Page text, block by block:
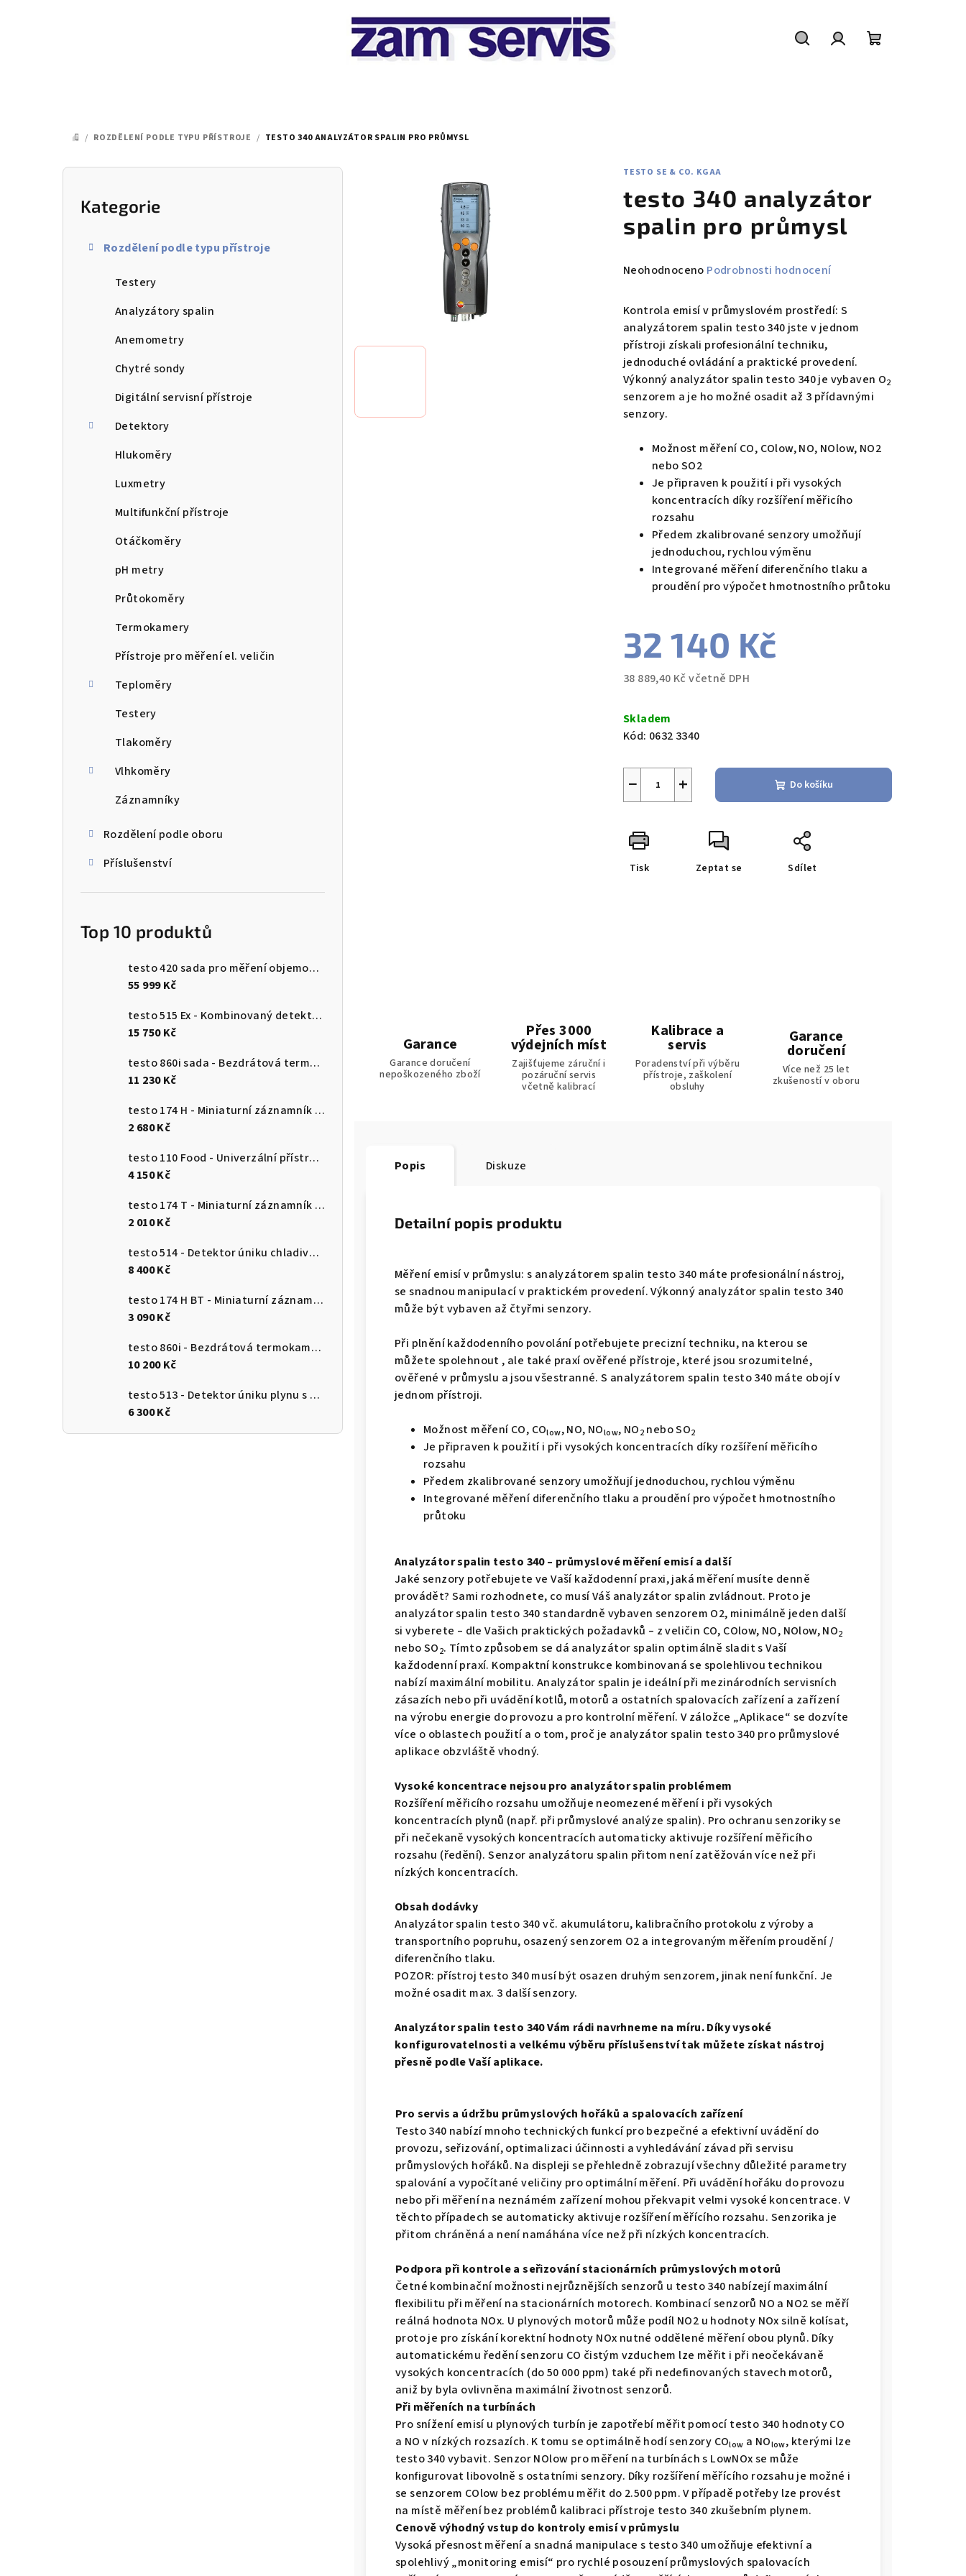
DOMŮ
/ ROZDĚLENÍ PODLE TYPU PŘÍSTROJE / TESTO 340 ANALYZÁTOR SPALIN PRO PRŮMYSL
P
Přeskočit
kategorie
Kategorie
Rozdělení podle typu přístroje
Testery
Analyzátory spalin
Anemometry
Chytré sondy
Digitální servisní přístroje
Detektory
Hlukoměry
Luxmetry
Multifunkční přístroje
Otáčkoměry
pH metry
Průtokoměry
Termokamery
Přístroje pro měření el. veličin
Teploměry
Testery
Tlakoměry
Vlhkoměry
Záznamníky
Rozdělení podle oboru
Příslušenství
Top 10 produktů
testo 420 sada pro měření objemového průtoku
55 999 Kč
testo 515 Ex - Kombinovaný detektor úniku
15 750 Kč
testo 860i sada - Bezdrátová termokamera pro chytré telefony
11 230 Kč
testo 174 H - Miniaturní záznamník pro měření teploty a vlhkosti s USB-C a softwarem pro PC
2 680 Kč
testo 110 Food - Univerzální přístroj pro měření teploty s připojením k aplikaci
4 150 Kč
testo 174 T - Miniaturní záznamník teploty s USB-C a softwarem pro PC
2 010 Kč
testo 514 - Detektor úniku chladiva s ohebnou sondou
8 400 Kč
testo 174 H BT - Miniaturní záznamník pro měření teploty a vlhkosti s Bluetooth a připojením k aplikaci
3 090 Kč
testo 860i - Bezdrátová termokamera pro chytré telefony
10 200 Kč
testo 513 - Detektor úniku plynu s ohebnou sondou
6 300 Kč
TESTO SE & CO. KGAA
testo 340 analyzátor
spalin pro průmysl
Průměrné
produktu
0,0
z
5
hvězdiček.
Neohodnoceno Podrobnosti hodnocení
Kontrola emisí v průmyslovém prostředí: S
analyzátorem spalin testo 340 jste v jednom
přístroji získali profesionální techniku,
jednoduché ovládání a praktické provedení.
Výkonný analyzátor spalin testo 340 je vybaven O2
senzorem a je ho možné osadit až 3 přídavnými
senzory.
Možnost měření CO, COlow, NO, NOlow, NO2
nebo SO2
Je připraven k použití i při vysokých
koncentracích díky rozšíření měřicího
rozsahu
Předem zkalibrované senzory umožňují
jednoduchou, rychlou výměnu
Integrované měření diferenčního tlaku a
proudění pro výpočet hmotnostního průtoku
32 140 Kč
38 889,40 Kč včetně DPH
cena:
Skladem
Kód: 0632 3340
+
− Do košíku
Tisk Zeptat se Sdílet
Garance
Garance doručení
nepoškozeného zboží
Přes 3000
výdejních míst
Zajišťujeme záruční i
pozáruční servis
včetně kalibrací
Kalibrace a
servis
Poradenství při výběru
přístroje, zaškolení
obsluhy
Garance
doručení
Více než 25 let
zkušeností v oboru
Popis Diskuze
Detailní popis produktu
Měření emisí v průmyslu: s analyzátorem spalin testo 340 máte profesionální nástroj,
se snadnou manipulací v praktickém provedení. Výkonný analyzátor spalin testo 340
může být vybaven až čtyřmi senzory.
Při plnění každodenního povolání potřebujete precizní techniku, na kterou se
můžete spolehnout , ale také praxí ověřené přístroje, které jsou srozumitelné,
ověřené v průmyslu a jsou všestranné. S analyzátorem spalin testo 340 máte obojí v
jednom přístroji.
Možnost měření CO, COlow, NO, NOlow, NO2 nebo SO2
Je připraven k použití i při vysokých koncentracích díky rozšíření měřicího
rozsahu
Předem zkalibrované senzory umožňují jednoduchou, rychlou výměnu
Integrované měření diferenčního tlaku a proudění pro výpočet hmotnostního
průtoku
Analyzátor spalin testo 340 – průmyslové měření emisí a další
Jaké senzory potřebujete ve Vaší každodenní praxi, jaká měření musíte denně
provádět? Sami rozhodnete, co musí Váš analyzátor spalin zvládnout. Proto je
analyzátor spalin testo 340 standardně vybaven senzorem O2, minimálně jeden další
si vyberete – dle Vašich praktických požadavků – z veličin CO, COlow, NO, NOlow, NO2
nebo SO2. Tímto způsobem se dá analyzátor spalin optimálně sladit s Vaší
každodenní praxí. Kompaktní konstrukce kombinovaná se spolehlivou technikou
nabízí maximální mobilitu. Analyzátor spalin je ideální při mezinárodních servisních
zásazích nebo při uvádění kotlů, motorů a ostatních spalovacích zařízení a zařízení
na výrobu energie do provozu a pro kontrolní měření. V záložce „Aplikace“ se dozvíte
více o oblastech použití a o tom, proč je analyzátor spalin testo 340 pro průmyslové
aplikace obzvláště vhodný.
Vysoké koncentrace nejsou pro analyzátor spalin problémem
Rozšíření měřicího rozsahu umožňuje neomezené měření i při vysokých
koncentracích plynů (např. při průmyslové analýze spalin). Pro ochranu senzoriky se
při nečekaně vysokých koncentracích automaticky aktivuje rozšíření měřicího
rozsahu (ředění). Senzor analyzátoru spalin přitom není zatěžován více než při
nízkých koncentracích.
Obsah dodávky
Analyzátor spalin testo 340 vč. akumulátoru, kalibračního protokolu z výroby a
transportního popruhu, osazený senzorem O2 a integrovaným měřením proudění /
diferenčního tlaku.
POZOR: přístroj testo 340 musí být osazen druhým senzorem, jinak není funkční. Je
možné osadit max. 3 další senzory.
Analyzátor spalin testo 340 Vám rádi navrhneme na míru. Díky vysoké
konfigurovatelnosti a velkému výběru příslušenství tak můžete získat nástroj
přesně podle Vaší aplikace.
Pro servis a údržbu průmyslových hořáků a spalovacích zařízení
Testo 340 nabízí mnoho technických funkcí pro bezpečné a efektivní uvádění do
provozu, seřizování, optimalizaci účinnosti a vyhledávání závad při servisu
průmyslových hořáků. Na displeji se přehledně zobrazují všechny důležité parametry
spalování a vypočítané veličiny pro optimální měření. Při uvádění hořáku do provozu
nebo při měření na neznámém zařízení mohou překvapit velmi vysoké koncentrace. V
těchto případech se automaticky aktivuje rozšíření měřícího rozsahu. Senzorika je
přitom chráněná a není namáhána více než při nízkých koncentracích.
Podpora při kontrole a seřizování stacionárních průmyslových motorů
Četné kombinační možnosti nejrůznějších senzorů u testo 340 nabízejí maximální
flexibilitu při měření na stacionárních motorech. Kombinací senzorů NO a NO2 se měří
reálná hodnota NOx. U plynových motorů může podíl NO2 u hodnoty NOx silně kolísat,
proto je pro získání korektní hodnoty NOx nutné oddělené měření obou plynů. Díky
automatickému ředění senzoru CO čistým vzduchem lze měřit i při neočekávaně
vysokých koncentracích (do 50 000 ppm) také při nedefinovaných stavech motorů,
aniž by byla ovlivněna maximální životnost senzorů.
Při měřeních na turbínách
Pro snížení emisí u plynových turbín je zapotřebí měřit pomocí testo 340 hodnoty CO
a NO v nízkých rozsazích. K tomu se optimálně hodí senzory COlow a NOlow, kterými lze
testo 340 vybavit. Senzor NOlow pro měření na turbínách s LowNOx se může
konfigurovat libovolně s ostatními senzory. Díky rozšíření měřícího rozsahu je možné i
se senzorem COlow bez problému měřit do 2.500 ppm. V případě potřeby lze provést
na místě měření bez problémů kalibraci přístroje testo 340 zkušebním plynem.
Cenově výhodný vstup do kontroly emisí v průmyslu
Vysoká přesnost měření a snadná manipulace s testo 340 umožňuje efektivní a
spolehlivý „monitoring emisí“ pro rychlé posouzení průmyslových spalovacích